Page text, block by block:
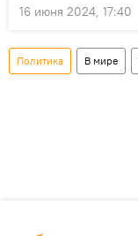
16 июня 2024, 17:40
Политика В мире